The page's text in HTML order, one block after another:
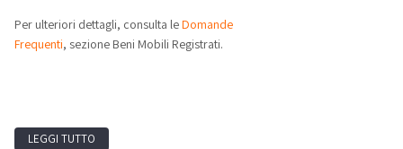
Per ulteriori dettagli, consulta leDomande
Frequenti, sezione Beni Mobili Registrati.
LEGGI TUTTO